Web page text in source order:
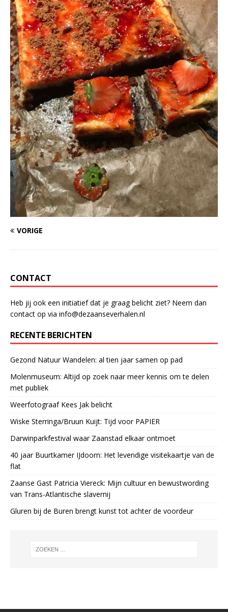
VORIGE
CONTACT
Heb jij ook een initiatief dat je graag belicht ziet? Neem dan
contact op via info@dezaanseverhalen.nl
RECENTE BERICHTEN
Gezond Natuur Wandelen: al tien jaar samen op pad
Molenmuseum: Altijd op zoek naar meer kennis om te delen
met publiek
Weerfotograaf Kees Jak belicht
Wiske Sterringa/Bruun Kuijt: Tijd voor PAPIER
Darwinparkfestival waar Zaanstad elkaar ontmoet
40 jaar Buurtkamer IJdoorn: Het levendige visitekaartje van de
flat
Zaanse Gast Patricia Viereck: Mijn cultuur en bewustwording
van Trans-Atlantische slavernij
Gluren bij de Buren brengt kunst tot achter de voordeur